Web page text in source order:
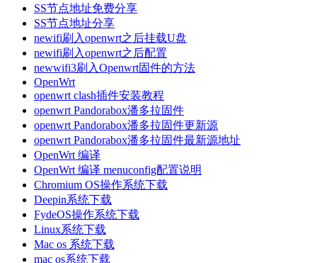
SS节点地址免费分享
SS节点地址分享
newifi刷入openwrt之后挂载U盘
newifi刷入openwrt之后配置
newwifi3刷入Openwrt固件的方法
OpenWrt
openwrt clash插件安装教程
openwrt Pandorabox潘多拉固件
openwrt Pandorabox潘多拉固件更新源
openwrt Pandorabox潘多拉固件最新源地址
OpenWrt 编译
OpenWrt 编译 menuconfig配置说明
Chromium OS操作系统下载
Deepin系统下载
FydeOS操作系统下载
Linux系统下载
Mac os 系统下载
mac os系统下载